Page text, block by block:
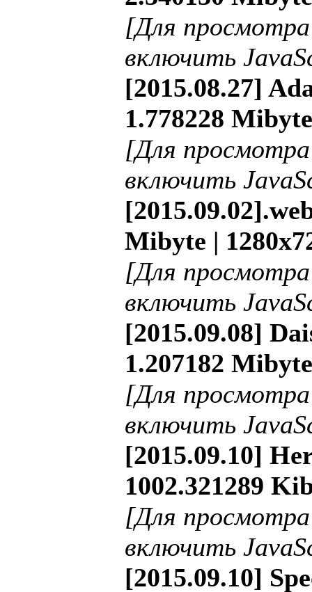
[Для
включить
[2015.08.27]
1.778228
[Для
включить
Mibyte |
[Для
включить
[2015.09.08]
1.207182
[Для
включить
[2015.09.10]
1002.321289
[Для
включить
[2015.09.10]